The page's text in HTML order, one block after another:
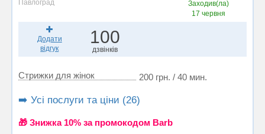
Павлоград
Заходив(ла)
17 червня
Додати
відгук
100
дзвінків
Стрижки для жінок 200 грн. / 40 мин.
➡️ Усі послуги та ціни (26)
🎁 Знижка 10% за промокодом Barb